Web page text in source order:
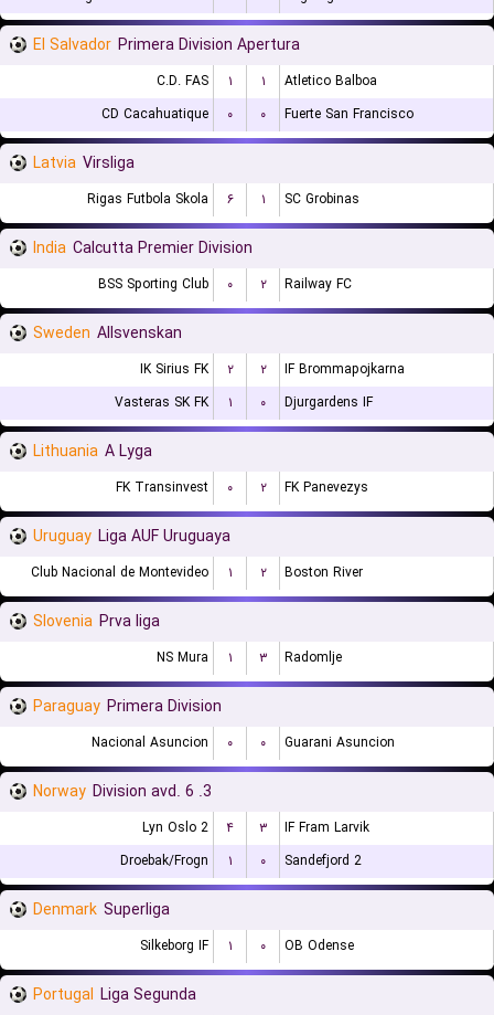
El Salvador Primera Division Apertura
C.D. FAS ۱ ۱
Atletico Balboa
CD Cacahuatique
۰ ۰ Fuerte San Francisco
Latvia Virsliga
Rigas Futbola Skola ۶ ۱ SC Grobinas
India Calcutta Premier Division
BSS Sporting Club ۰ ۲ Railway FC
Sweden Allsvenskan
IK Sirius FK ۲ ۲
IF Brommapojkarna
Vasteras SK FK
۱ ۰ Djurgardens IF
Lithuania A Lyga
FK Transinvest ۰ ۲ FK Panevezys
Uruguay Liga AUF Uruguaya
Club Nacional de Montevideo ۱ ۲ Boston River
Slovenia Prva liga
NS Mura ۱ ۳ Radomlje
Paraguay Primera Division
Nacional Asuncion ۰ ۰ Guarani Asuncion
Norway 3. Division avd. 6
Lyn Oslo 2 ۴ ۳
IF Fram Larvik
Droebak/Frogn
۱ ۰ Sandefjord 2
Denmark Superliga
Silkeborg IF ۱ ۰ OB Odense
Portugal Liga Segunda